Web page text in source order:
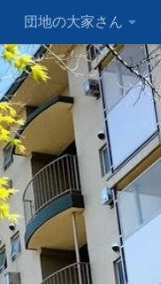
団地の大家さん